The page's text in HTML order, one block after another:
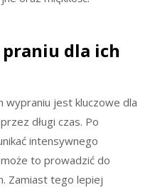
praniu dla ich
wypraniu jest kluczowe dla
długi czas. Po
intensywnego
to prowadzić do
Zamiast tego lepiej